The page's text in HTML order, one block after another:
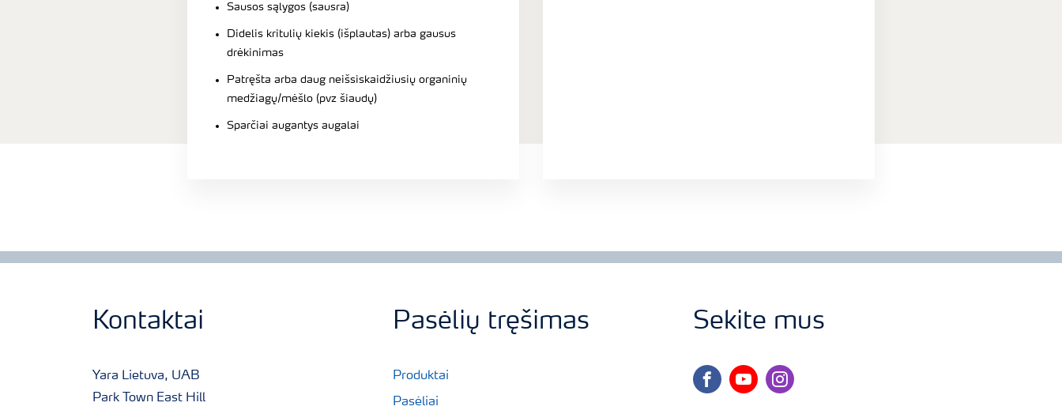
Sausos sąlygos (sausra)
Didelis kritulių kiekis (išplautas) arba gausus
drėkinimas
Patręšta arba daug neišsiskaidžiusių organinių
medžiagų/mėšlo (pvz šiaudų)
Sparčiai augantys augalai
Kontaktai
Yara Lietuva, UAB
Park Town East Hill
Pasėlių tręšimas
Produktai
Pasėliai
Sekite mus
facebookyoutubeinstagram